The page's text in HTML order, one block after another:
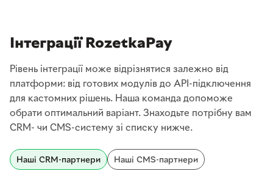
Інтеграції RozetkaPay
Рівень інтеграції може відрізнятися залежно від
платформи: від готових модулів до API-підключення
для кастомних рішень. Наша команда допоможе
обрати оптимальний варіант. Знаходьте потрібну вам
CRM- чи CMS-систему зі списку нижче.
Наші CRM-партнери Наші CMS-партнери